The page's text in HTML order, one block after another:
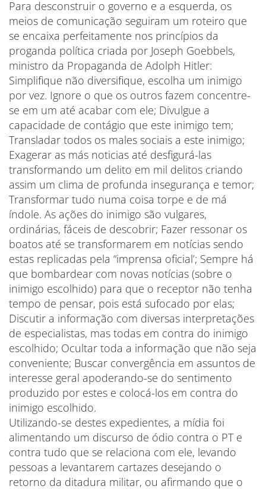
Para desconstruir o governo e a esquerda, os
meios de comunicação seguiram um roteiro que
se encaixa perfeitamente nos princípios da
proganda política criada por Joseph Goebbels,
ministro da Propaganda de Adolph Hitler:
Simplifique não diversifique, escolha um inimigo
por vez. Ignore o que os outros fazem concentre-
se em um até acabar com ele; Divulgue a
capacidade de contágio que este inimigo tem;
Transladar todos os males sociais a este inimigo;
Exagerar as más noticias até desfigurá-las
transformando um delito em mil delitos criando
assim um clima de profunda insegurança e temor;
Transformar tudo numa coisa torpe e de má
índole. As ações do inimigo são vulgares,
ordinárias, fáceis de descobrir; Fazer ressonar os
boatos até se transformarem em notícias sendo
estas replicadas pela “imprensa oficial’; Sempre há
que bombardear com novas notícias (sobre o
inimigo escolhido) para que o receptor não tenha
tempo de pensar, pois está sufocado por elas;
Discutir a informação com diversas interpretações
de especialistas, mas todas em contra do inimigo
escolhido; Ocultar toda a informação que não seja
conveniente; Buscar convergência em assuntos de
interesse geral apoderando-se do sentimento
produzido por estes e colocá-los em contra do
inimigo escolhido.
Utilizando-se destes expedientes, a mídia foi
alimentando um discurso de ódio contra o PT e
contra tudo que se relaciona com ele, levando
pessoas a levantarem cartazes desejando o
retorno da ditadura militar, ou afirmando que o